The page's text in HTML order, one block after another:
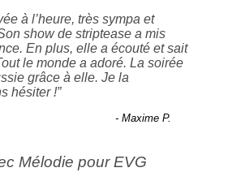
à l’heure, très sympa et
show de striptease a mis
En plus, elle a écouté et sait
le monde a adoré. La soirée
grâce à elle. Je la
hésiter !”
- Maxime P.
Mélodie pour EVG